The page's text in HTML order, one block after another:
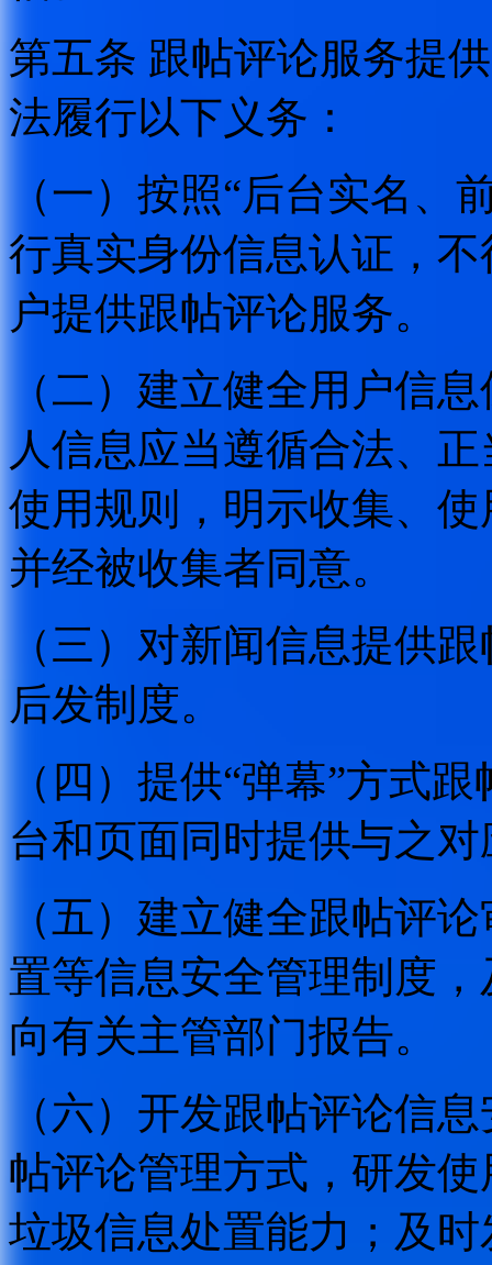
第五条 跟帖评论服务提
法履行以下义务：
（一）按照“后台实名、
行真实身份信息认证，
户提供跟帖评论服务。
（二）建立健全用户信
人信息应当遵循合法、
使用规则，明示收集、
并经被收集者同意。
（三）对新闻信息提供
后发制度。
（四）提供“弹幕”方式
台和页面同时提供与之
（五）建立健全跟帖评
置等信息安全管理制度
向有关主管部门报告。
（六）开发跟帖评论信
帖评论管理方式，研发
垃圾信息处置能力；及